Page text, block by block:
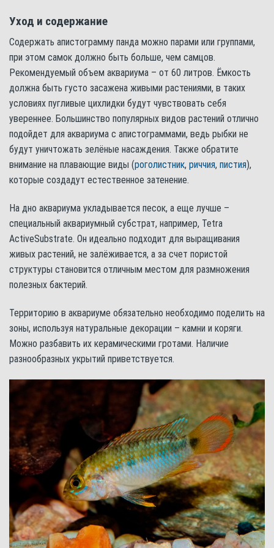
Уход и содержание
Содержать апистограмму панда можно парами или группами,
при этом самок должно быть больше, чем самцов.
Рекомендуемый объем аквариума – от 60 литров. Ёмкость
должна быть густо засажена живыми растениями, в таких
условиях пугливые цихлидки будут чувствовать себя
увереннее. Большинство популярных видов растений отлично
подойдет для аквариума с апистограммами, ведь рыбки не
будут уничтожать зелёные насаждения. Также обратите
внимание на плавающие виды (роголистник, риччия, пистия),
которые создадут естественное затенение.
На дно аквариума укладывается песок, а еще лучше –
специальный аквариумный субстрат, например, Tetra
ActiveSubstrate. Он идеально подходит для выращивания
живых растений, не залёживается, а за счет пористой
структуры становится отличным местом для размножения
полезных бактерий.
Территорию в аквариуме обязательно необходимо поделить на
зоны, используя натуральные декорации – камни и коряги.
Можно разбавить их керамическими гротами. Наличие
разнообразных укрытий приветствуется.